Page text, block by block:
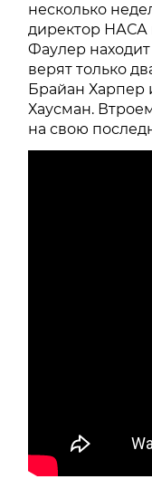
несколько
директор
Фаулер
верят только
Брайан Харпер
Хаусман.
на свою